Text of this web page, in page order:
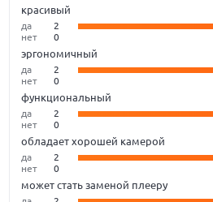
красивый
да
2
нет
0
эргономичный
да
2
нет
0
функциональный
да
2
нет
0
обладает хорошей камерой
да
2
нет
0
может стать заменой плееру